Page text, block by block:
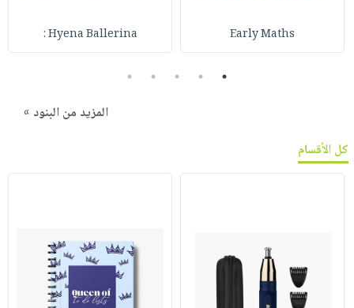
Early Maths
Hyena Ballerina :
1
2
3
4
5
المزيد من البنود »
كل الأقسام